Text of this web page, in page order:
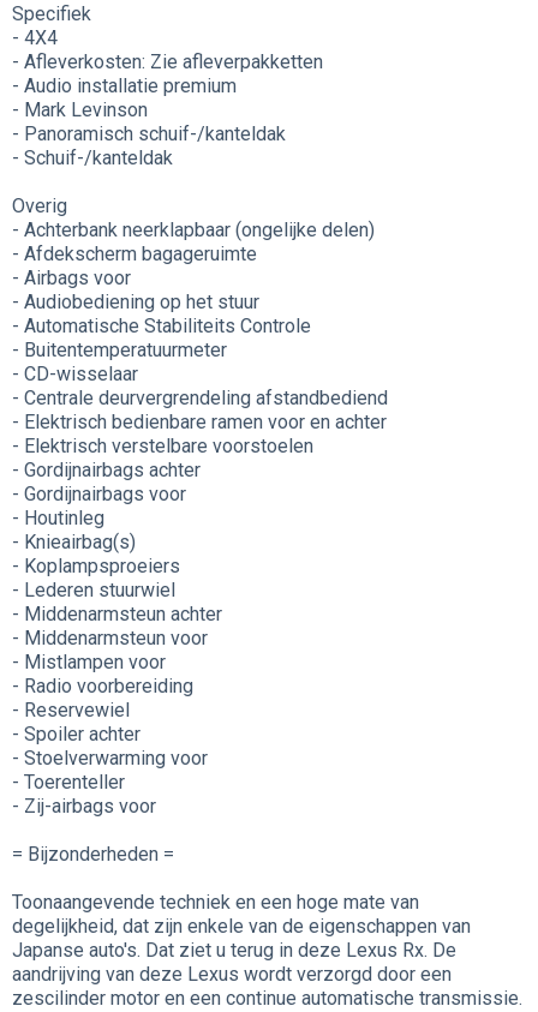
Specifiek
- 4X4
- Afleverkosten: Zie afleverpakketten
- Audio installatie premium
- Mark Levinson
- Panoramisch schuif-/kanteldak
- Schuif-/kanteldak
Overig
- Achterbank neerklapbaar (ongelijke delen)
- Afdekscherm bagageruimte
- Airbags voor
- Audiobediening op het stuur
- Automatische Stabiliteits Controle
- Buitentemperatuurmeter
- CD-wisselaar
- Centrale deurvergrendeling afstandbediend
- Elektrisch bedienbare ramen voor en achter
- Elektrisch verstelbare voorstoelen
- Gordijnairbags achter
- Gordijnairbags voor
- Houtinleg
- Knieairbag(s)
- Koplampsproeiers
- Lederen stuurwiel
- Middenarmsteun achter
- Middenarmsteun voor
- Mistlampen voor
- Radio voorbereiding
- Reservewiel
- Spoiler achter
- Stoelverwarming voor
- Toerenteller
- Zij-airbags voor
= Bijzonderheden =
Toonaangevende techniek en een hoge mate van
degelijkheid, dat zijn enkele van de eigenschappen van
Japanse auto's. Dat ziet u terug in deze Lexus Rx. De
aandrijving van deze Lexus wordt verzorgd door een
zescilinder motor en een continue automatische transmissie.